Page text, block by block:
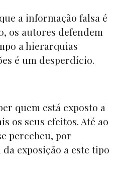
a informação falsa é
os autores defendem
a hierarquias
é um desperdício.
quem está exposto a
os seus efeitos. Até ao
percebeu, por
exposição a este tipo